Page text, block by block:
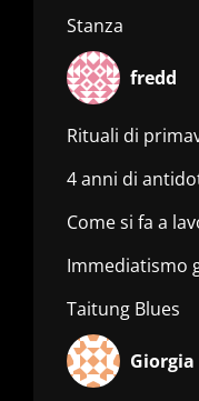
Stanza
fredd
Rituali di
4 anni di
Come si fa a
Immediatismo
Taitung Blues
Giorgia